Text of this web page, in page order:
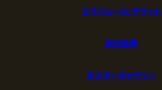
スケジュール/チケット
試合結果
ポスターギャラリー